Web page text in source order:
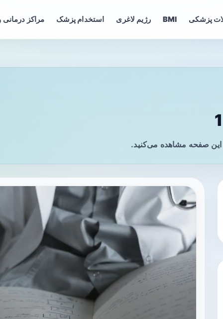
پزشکی BMI رژیم لاغری استخدام پزشک مراکز درمانی
صفحه مشاهده می‌کنید.